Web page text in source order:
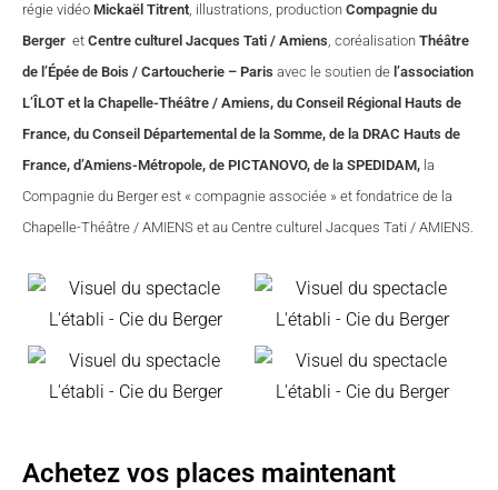
régie vidéo Mickaël Titrent, illustrations, production Compagnie du
Berger et Centre culturel Jacques Tati / Amiens, coréalisation Théâtre
de l’Épée de Bois / Cartoucherie – Paris avec le soutien de l’association
L’ÎLOT et la Chapelle-Théâtre / Amiens, du Conseil Régional Hauts de
France, du Conseil Départemental de la Somme, de la DRAC Hauts de
France, d’Amiens-Métropole, de PICTANOVO, de la SPEDIDAM, la
Compagnie du Berger est « compagnie associée » et fondatrice de la
Chapelle-Théâtre / AMIENS et au Centre culturel Jacques Tati / AMIENS.
Achetez vos places maintenant